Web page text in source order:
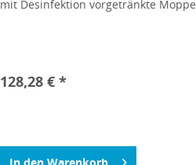
mit Desinfektion vorgetränkte Moppe
128,28 € *